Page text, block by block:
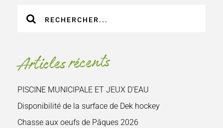
sur
Articles récents
PISCINE MUNICIPALE ET JEUX D’EAU
Disponibilité de la surface de Dek hockey
Chasse aux oeufs de Pâques 2026